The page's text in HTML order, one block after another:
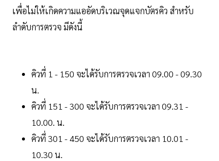
เพื่อไม่ให้เกิดความแออัดบริเวณจุดแจกบัตรคิว สำหรับ
ลำดับการตรวจ มีดังนี้
คิวที่ 1 - 150 จะได้รับการตรวจเวลา 09.00 - 09.30
น.
คิวที่ 151 - 300 จะได้รับการตรวจเวลา 09.31 -
10.00. น.
คิวที่ 301 - 450 จะได้รับการตรวจเวลา 10.01 -
10.30 น.